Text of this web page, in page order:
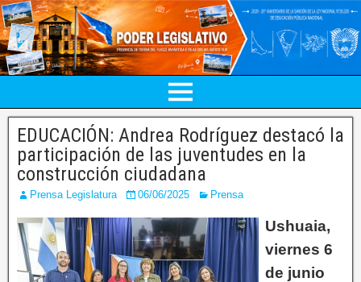
EDUCACIÓN: Andrea Rodríguez destacó la
participación de las juventudes en la
construcción ciudadana
Prensa Legislatura 06/06/2025 Prensa
Ushuaia,
viernes 6
de junio